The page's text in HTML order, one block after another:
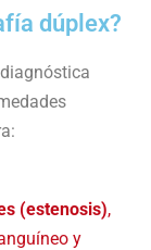
dúplex?
(estenosis),
y